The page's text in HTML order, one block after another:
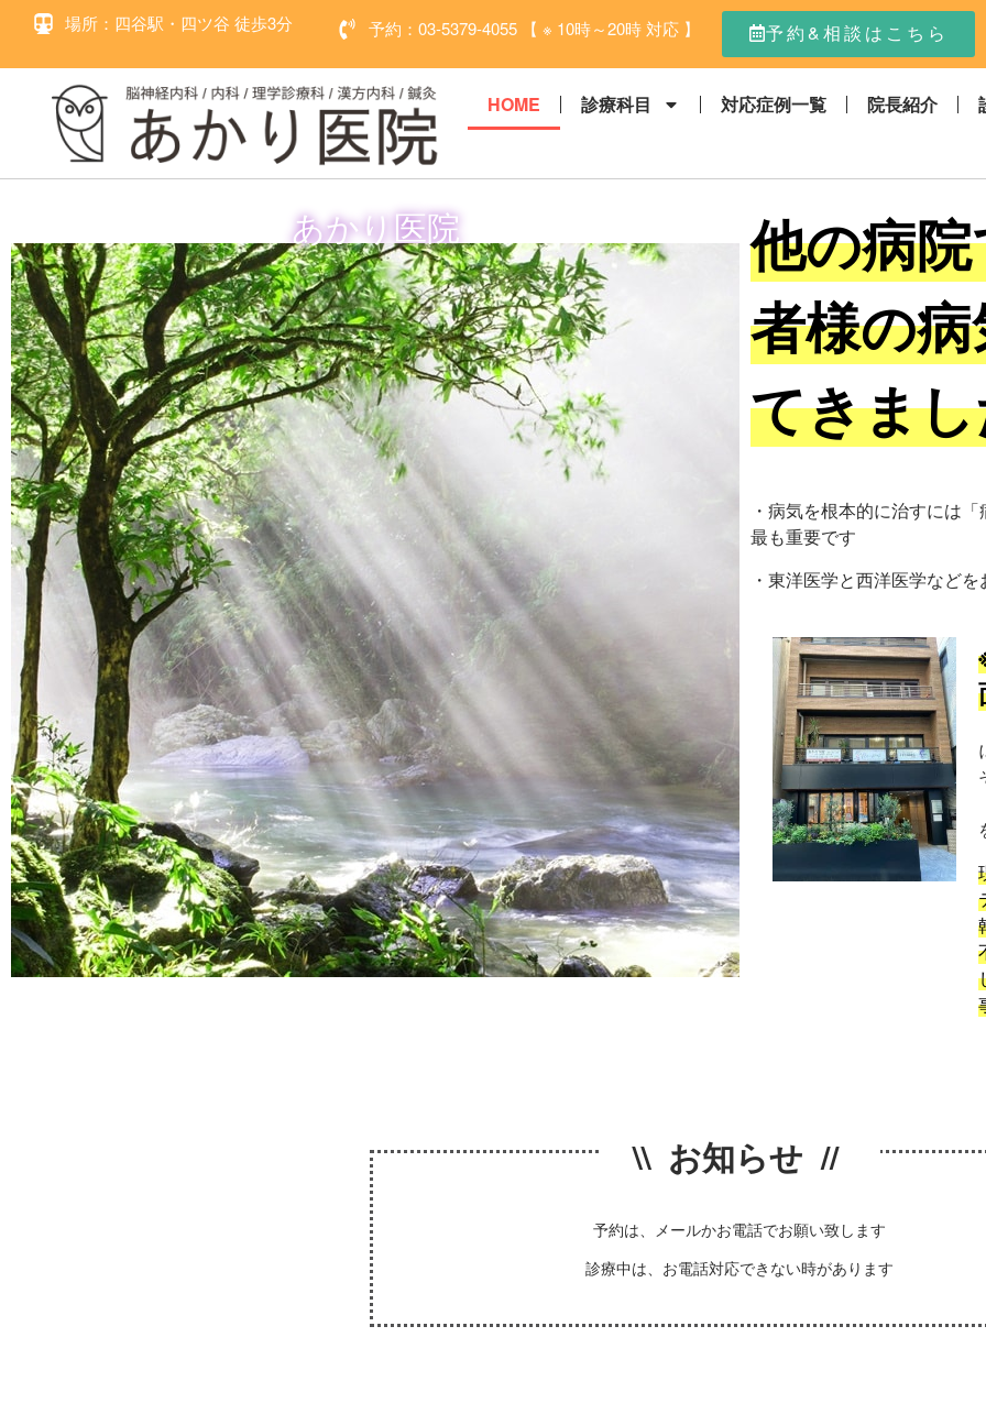
場所：四谷駅・四ツ谷 徒歩3分 予約：03-5379-4055 【 ※ 10時～20時 対応 】 予約&相談はこちら
HOME 診療科目 対応症例一覧 院長紹介
あかり医院
他の病
者様の
てきま
・病気を根本的に治すには
最も重要です
・東洋医学と西洋医学など
\\ お知らせ //
予約は、メールかお電話でお願い致します
診療中は、お電話対応できない時があります